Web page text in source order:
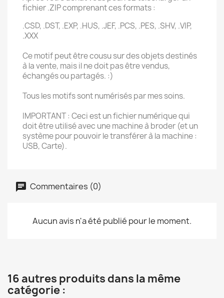
fichier .ZIP comprenant ces formats :
.CSD, .DST, .EXP, .HUS, .JEF, .PCS, .PES, .SHV, .VIP,
.XXX
Ce motif peut être cousu sur des objets destinés
à la vente, mais il ne doit pas être vendus,
échangés ou partagés. :)
Tous les motifs sont numérisés par mes soins.
IMPORTANT : Ceci est un fichier numérique qui
doit être utilisé avec une machine à broder (et un
système pour pouvoir le transférer à la machine :
USB, Carte).
Commentaires (0)
Aucun avis n'a été publié pour le moment.
16 autres produits dans la même
catégorie :